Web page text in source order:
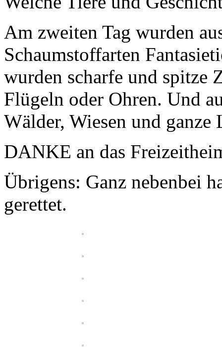
Am zweiten Tag wurden
Schaumstoffarten
wurden scharfe und spitze
Flügeln oder Ohren. Und
Wälder, Wiesen und ganze
DANKE an das
Übrigens: Ganz nebenbei
gerettet.